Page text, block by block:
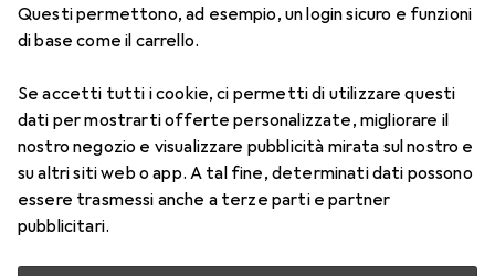
Questi permettono, ad esempio, un login sicuro e funzioni
di base come il carrello.
Se accetti tutti i cookie, ci permetti di utilizzare questi
dati per mostrarti offerte personalizzate, migliorare il
nostro negozio e visualizzare pubblicità mirata sul nostro e
su altri siti web o app. A tal fine, determinati dati possono
essere trasmessi anche a terze parti e partner
pubblicitari.
Accessori per Trefl Fuji
Qui trovi accessori adatti per il prodotto Trefl Fuji.
Elenco dei prodotti